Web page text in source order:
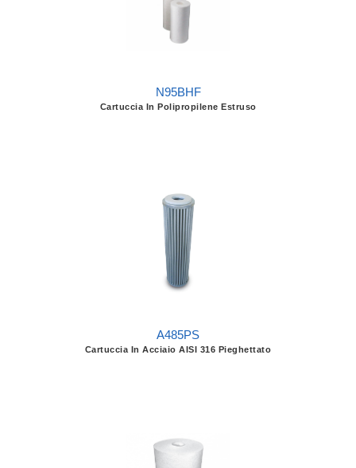
N95BHF
Cartuccia In Polipropilene Estruso
A485PS
Cartuccia In Acciaio AISI 316 Pieghettato